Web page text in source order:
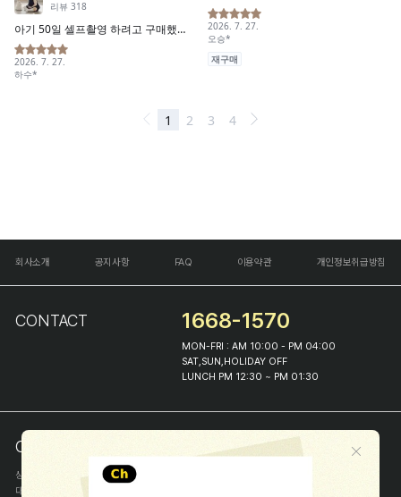
회사소개 공지사항 FAQ 이용약관 개인정보취급방침
CONTACT 1668-1570
MON-FRI : AM 10:00 - PM 04:00
SAT,SUN,HOLIDAY OFF
LUNCH PM 12:30 ~ PM 01:30
COMPANY INFO
상호
(주)해피프린스
대표